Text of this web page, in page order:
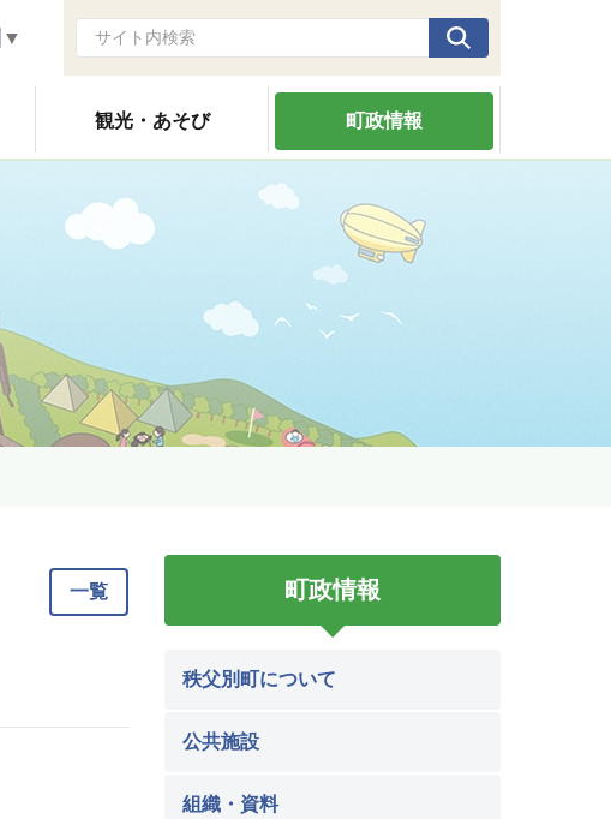
観光・あそび 町政情報
▼
一覧 町政情報
秩父別町について
公共施設
組織・資料